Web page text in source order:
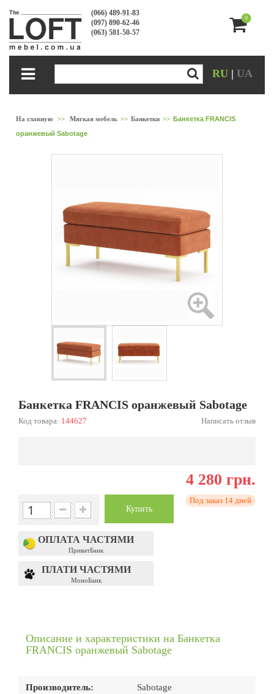
(066) 489-91-83
(097) 890-62-46
(063) 581-50-57
0
RU | UA
На главную >> Мягкая мебель >> Банкетки >> Банкетка FRANCIS
оранжевый Sabotage
Банкетка FRANCIS оранжевый Sabotage
Код товара: 144627 Написать отзыв
4 280 грн.
Купить
Под заказ 14 дней
ОПЛАТА ЧАСТЯМИ
ПриватБанк
ПЛАТИ ЧАСТЯМИ
МоноБанк
Описание и характеристики на Банкетка
FRANCIS оранжевый Sabotage
Производитель: Sabotage